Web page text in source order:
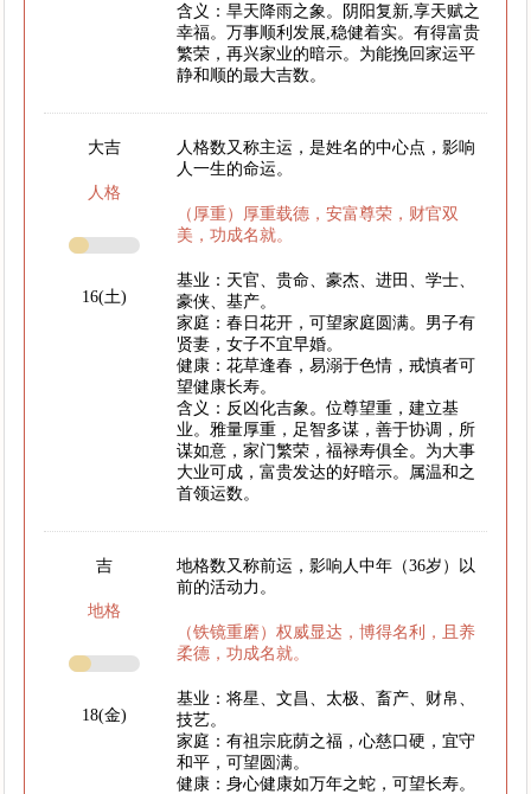
含义：旱天降雨之象。阴阳复新,享天赋之
幸福。万事顺利发展,稳健着实。有得富贵
繁荣，再兴家业的暗示。为能挽回家运平
静和顺的最大吉数。
大吉
人格
16(土)
人格数又称主运，是姓名的中心点，影响
人一生的命运。
（厚重）厚重载德，安富尊荣，财官双
美，功成名就。
基业：天官、贵命、豪杰、进田、学士、
豪侠、基产。
家庭：春日花开，可望家庭圆满。男子有
贤妻，女子不宜早婚。
健康：花草逢春，易溺于色情，戒慎者可
望健康长寿。
含义：反凶化吉象。位尊望重，建立基
业。雅量厚重，足智多谋，善于协调，所
谋如意，家门繁荣，福禄寿俱全。为大事
大业可成，富贵发达的好暗示。属温和之
首领运数。
吉
地格
18(金)
地格数又称前运，影响人中年（36岁）以
前的活动力。
（铁镜重磨）权威显达，博得名利，且养
柔德，功成名就。
基业：将星、文昌、太极、畜产、财帛、
技艺。
家庭：有祖宗庇荫之福，心慈口硬，宜守
和平，可望圆满。
健康：身心健康如万年之蛇，可望长寿。